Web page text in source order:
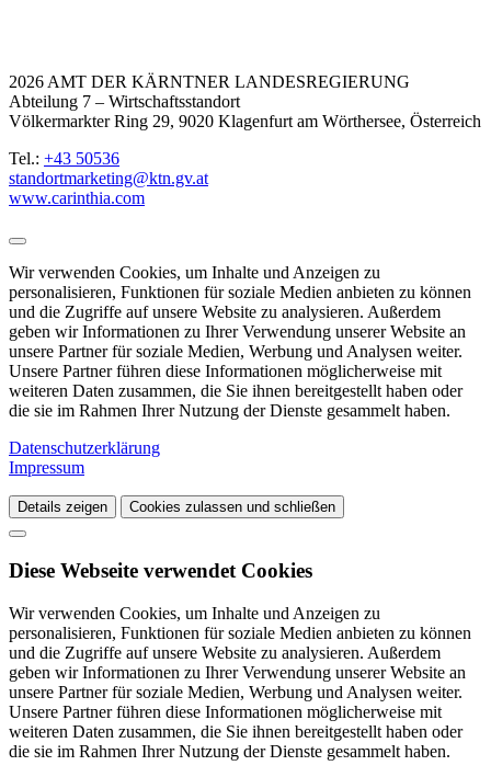
2026 AMT DER KÄRNTNER LANDESREGIERUNG
Abteilung 7 – Wirtschaftsstandort
Völkermarkter Ring 29, 9020 Klagenfurt am Wörthersee, Österreich
Tel.: +43 50536
standortmarketing@ktn.gv.at
www.carinthia.com
Wir verwenden Cookies, um Inhalte und Anzeigen zu
personalisieren, Funktionen für soziale Medien anbieten zu können
und die Zugriffe auf unsere Website zu analysieren. Außerdem
geben wir Informationen zu Ihrer Verwendung unserer Website an
unsere Partner für soziale Medien, Werbung und Analysen weiter.
Unsere Partner führen diese Informationen möglicherweise mit
weiteren Daten zusammen, die Sie ihnen bereitgestellt haben oder
die sie im Rahmen Ihrer Nutzung der Dienste gesammelt haben.
Datenschutzerklärung
Impressum
Details zeigen Cookies zulassen und schließen
Diese Webseite verwendet Cookies
Wir verwenden Cookies, um Inhalte und Anzeigen zu
personalisieren, Funktionen für soziale Medien anbieten zu können
und die Zugriffe auf unsere Website zu analysieren. Außerdem
geben wir Informationen zu Ihrer Verwendung unserer Website an
unsere Partner für soziale Medien, Werbung und Analysen weiter.
Unsere Partner führen diese Informationen möglicherweise mit
weiteren Daten zusammen, die Sie ihnen bereitgestellt haben oder
die sie im Rahmen Ihrer Nutzung der Dienste gesammelt haben.